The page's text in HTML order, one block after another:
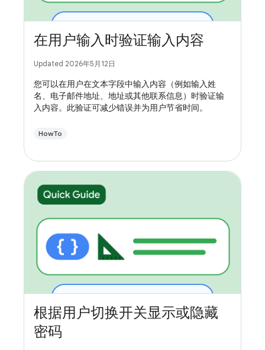
在用户输入时验证输入内容
Updated 2026年5月12日
您可以在用户在文本字段中输入内容（例如输入姓
名、电子邮件地址、地址或其他联系信息）时验证输
入内容。此验证可减少错误并为用户节省时间。
HowTo
根据用户切换开关显示或隐藏
密码